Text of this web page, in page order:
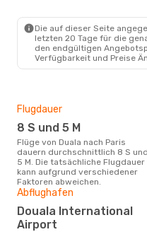
Die auf dieser Seite
letzten 20 Tage für die
den endgültigen
Verfügbarkeit und Preise
Flugdauer
8 S und 5 M
Flüge von Duala nach Paris
dauern durchschnittlich 8 S und
5 M. Die tatsächliche Flugdauer
kann aufgrund verschiedener
Faktoren abweichen.
Abflughafen
Douala International
Airport